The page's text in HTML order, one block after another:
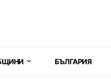
БЪЛГАРИЯ